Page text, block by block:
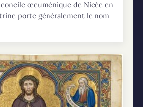
œcuménique de Nicée en
porte généralement le nom